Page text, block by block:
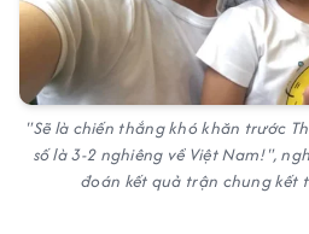
"Sẽ là chiến thắng khó khăn trước
số là 3-2 nghiêng về Việt Nam!",
đoán kết quả trận chung kết